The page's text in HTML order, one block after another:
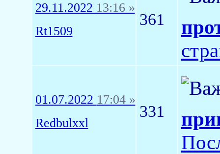
29.11.2022 13:16 »
Rt1509
361
01.07.2022 17:04 »
Redbulxxl
331